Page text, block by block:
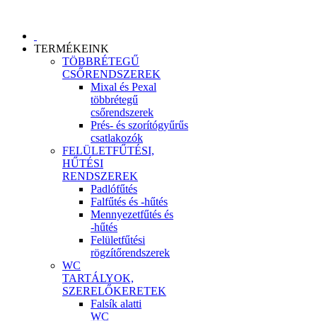
TERMÉKEINK
TÖBBRÉTEGŰ
CSŐRENDSZEREK
Mixal és Pexal
többrétegű
csőrendszerek
Prés- és szorítógyűrűs
csatlakozók
FELÜLETFŰTÉSI,
HŰTÉSI
RENDSZEREK
Padlófűtés
Falfűtés és -hűtés
Mennyezetfűtés és
-hűtés
Felületfűtési
rögzítőrendszerek
WC
TARTÁLYOK,
SZERELŐKERETEK
Falsík alatti
WC